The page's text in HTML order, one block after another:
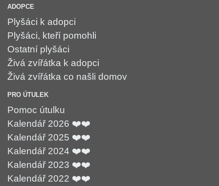
ADOPCE
Plyšáci k adopci
Plyšáci, kteří pomohli
Ostatní plyšáci
Živá zvířátka k adopci
Živá zvířátka co našli domov
PRO ÚTULEK
Pomoc útulku
Kalendář 2026 ❤️❤️
Kalendář 2025 ❤️❤️
Kalendář 2024 ❤️❤️
Kalendář 2023 ❤️❤️
Kalendář 2022 ❤️❤️